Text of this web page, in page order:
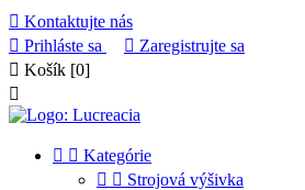
 Kontaktujte nás
 Prihláste sa  Zaregistrujte sa
 Košík [0]

  Kategórie
  Strojová výšivka